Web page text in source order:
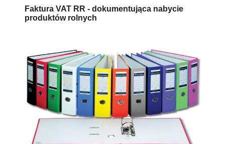
Faktura VAT RR - dokumentująca nabycie
produktów rolnych